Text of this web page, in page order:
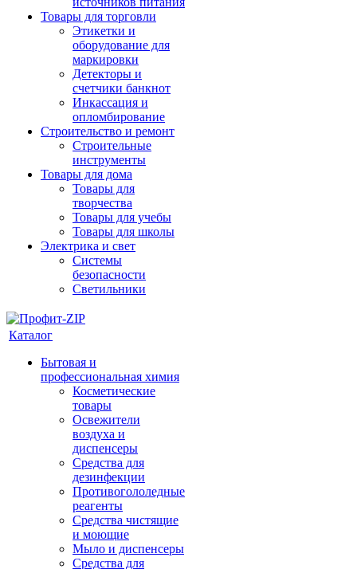
Товары для торговли
Этикетки и
оборудование для
маркировки
Детекторы и
счетчики банкнот
Инкассация и
опломбирование
Строительство и ремонт
Строительные
инструменты
Товары для дома
Товары для
творчества
Товары для учебы
Товары для школы
Электрика и свет
Системы
безопасности
Светильники
Каталог
Бытовая и
профессиональная химия
Косметические
товары
Освежители
воздуха и
диспенсеры
Средства для
дезинфекции
Противогололедные
реагенты
Средства чистящие
и моющие
Мыло и диспенсеры
Средства для